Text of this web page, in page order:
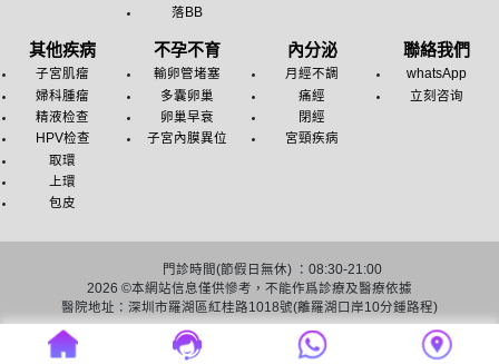
落BB
其他疾病
子宮肌瘤
婦科腫瘤
精液检查
HPV检查
取環
上環
包皮
不孕不育
輸卵管堵塞
多囊卵巢
卵巢早衰
子宮內膜異位
內分泌
月經不調
痛經
閉經
宮頸疾病
聯絡我們
whatsApp
立刻咨询
2026 ©
門診時間(節假日無休) ：08:30-21:00
本網站信息僅供慘考，不能作爲診療及醫療依據
醫院地址：深圳市羅湖區紅桂路1018號(離羅湖口岸10分鍾路程)
友情链接： 深圳人流医院 深圳終止懷孕醫院